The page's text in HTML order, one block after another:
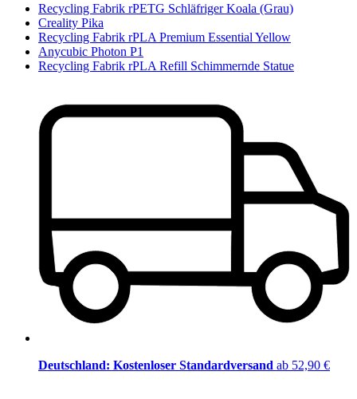
Recycling Fabrik rPETG Schläfriger Koala (Grau)
Creality Pika
Recycling Fabrik rPLA Premium Essential Yellow
Anycubic Photon P1
Recycling Fabrik rPLA Refill Schimmernde Statue
Deutschland: Kostenloser Standardversand ab 52,90 €